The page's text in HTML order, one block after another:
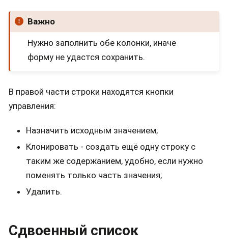
Важно
Нужно заполнить обе колонки, иначе
форму не удастся сохранить.
В правой части строки находятся кнопки
управления:
Назначить исходным значением;
Клонировать - создать ещё одну строку с
таким же содержанием, удобно, если нужно
поменять только часть значения;
Удалить.
Сдвоенный список